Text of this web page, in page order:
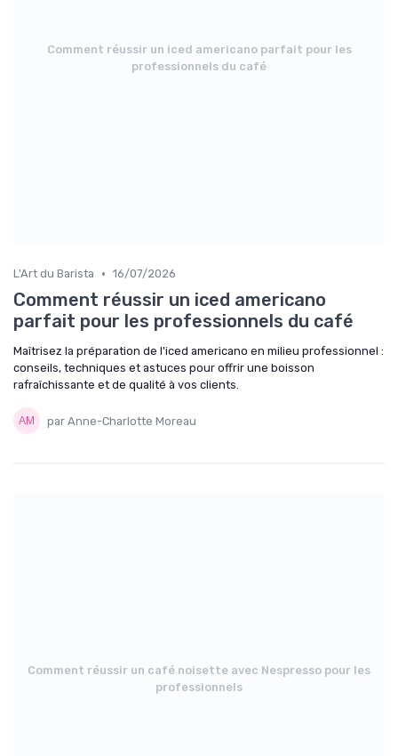
Comment réussir un iced americano parfait pour les
professionnels du café
L'Art du Barista • 16/07/2026
Comment réussir un iced americano
parfait pour les professionnels du café
Maîtrisez la préparation de l'iced americano en milieu professionnel :
conseils, techniques et astuces pour offrir une boisson
rafraîchissante et de qualité à vos clients.
par Anne-Charlotte Moreau
Comment réussir un café noisette avec Nespresso pour les
professionnels